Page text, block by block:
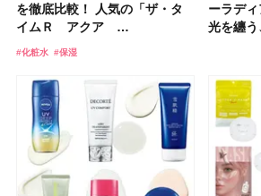
を徹底比較！ 人気の「ザ・タ
イムＲ アクア …
#化粧水 #保湿
ーラディ
光を纏